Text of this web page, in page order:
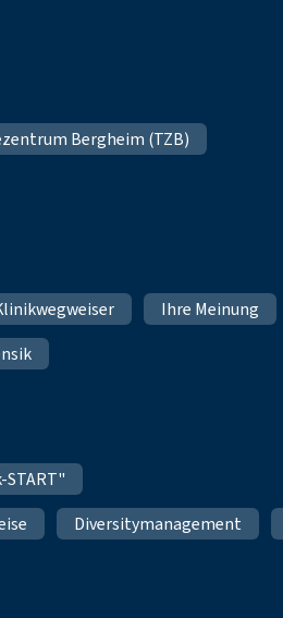
Bergheim (TZB)
Ihre Meinung
Diversitymanagement